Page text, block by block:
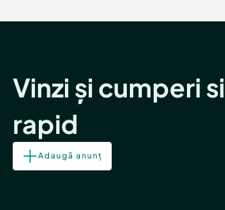
Vinzi și cumperi
rapid
Adaugă anunț